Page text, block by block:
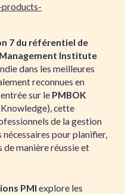
7 du référentiel de
Institute
dans les meilleures
reconnues en
sur le PMBOK
cette
de la gestion
pour planifier,
manière réussie et
PMI explore les